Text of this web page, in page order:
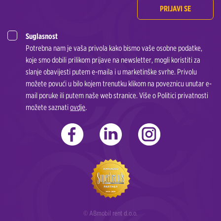
PRIJAVI SE
Suglasnost
Potrebna nam je vaša privola kako bismo vaše osobne podatke,
koje smo dobili prilikom prijave na newsletter, mogli koristiti za
slanje obavijesti putem e-maila i u marketinške svrhe. Privolu
možete povući u bilo kojem trenutku klikom na poveznicu unutar e-
mail poruke ili putem naše web stranice. Više o Politici privatnosti
možete saznatiovdje.
© ABmobil rent d.o.o.